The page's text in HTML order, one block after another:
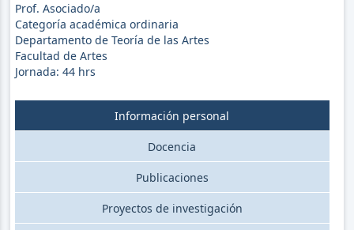
Prof. Asociado/a
Categoría académica ordinaria
Departamento de Teoría de las Artes
Facultad de Artes
Jornada: 44hrs
Información personal
Docencia
Publicaciones
Proyectos de investigación